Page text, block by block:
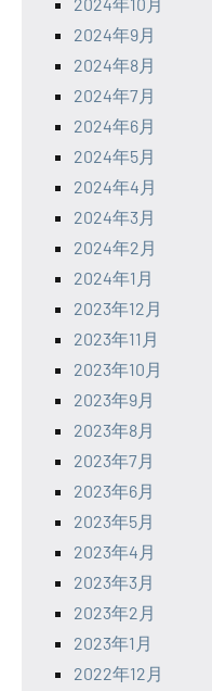
2024年9月
2024年8月
2024年7月
2024年6月
2024年5月
2024年4月
2024年3月
2024年2月
2024年1月
2023年12月
2023年11月
2023年10月
2023年9月
2023年8月
2023年7月
2023年6月
2023年5月
2023年4月
2023年3月
2023年2月
2023年1月
2022年12月